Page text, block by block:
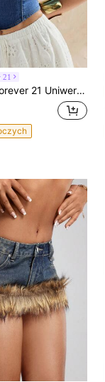
21
21 Uniwersalny krótki top dżinsowy w stylu Y2K